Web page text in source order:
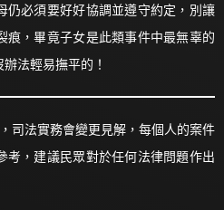
仍必須要好好協調並遵守約定，別讓
痕，畢竟子女是此類事件中最無辜的
法輕易撫平的！
司法實務會變更見解，每個人的案件
考，建議民眾對於任何法律問題作出